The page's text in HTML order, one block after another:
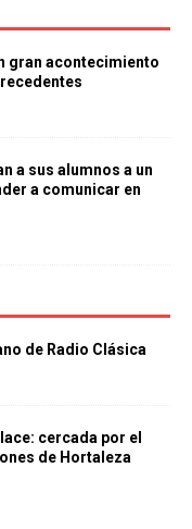
gran acontecimiento
a sus alumnos a un
a comunicar en
de Radio Clásica
cercada por el
de Hortaleza